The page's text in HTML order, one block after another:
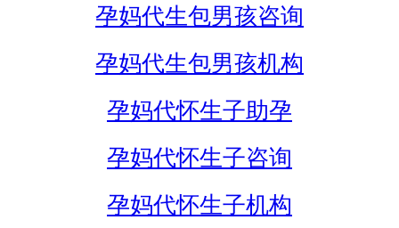
孕妈代生包男孩咨询
孕妈代生包男孩机构
孕妈代怀生子助孕
孕妈代怀生子咨询
孕妈代怀生子机构